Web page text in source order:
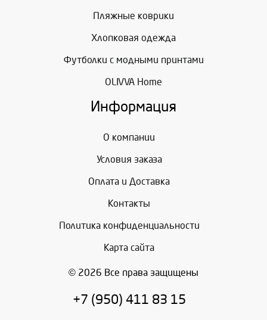
Пляжные коврики
Хлопковая одежда
Футболки с модными принтами
OLIVVA Home
Информация
О компании
Условия заказа
Оплата и Доставка
Контакты
Политика конфиденциальности
Карта сайта
© 2026 Все права защищены
+7 (950) 411 83 15